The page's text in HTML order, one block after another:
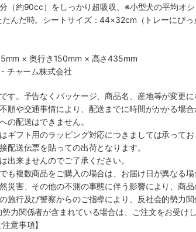
（約90cc）をしっかり超吸収。※小型犬の平均オ
んだ時。シートサイズ：44×32cm（トレーにぴっ
× 奥行き150mm × 高さ435mm
チャーム株式会社
す。予告なくパッケージ、商品名、産地等が変更
順や交通事情により、配送までに時間がかかる場合
の配送はできません。
ギフト用のラッピング対応につきましては承ってお
配送伝票を貼っての出荷となります。
出来ませんのでご了承ください。
も複数商品をご購入の場合は、お届け日が異なる場
災害、その他の不測の事態に伴う影響により、商
施行及び警察からのご指導により、反社会的勢力
力関係者が含まれている場合は、ご注文をお受け
意事項】